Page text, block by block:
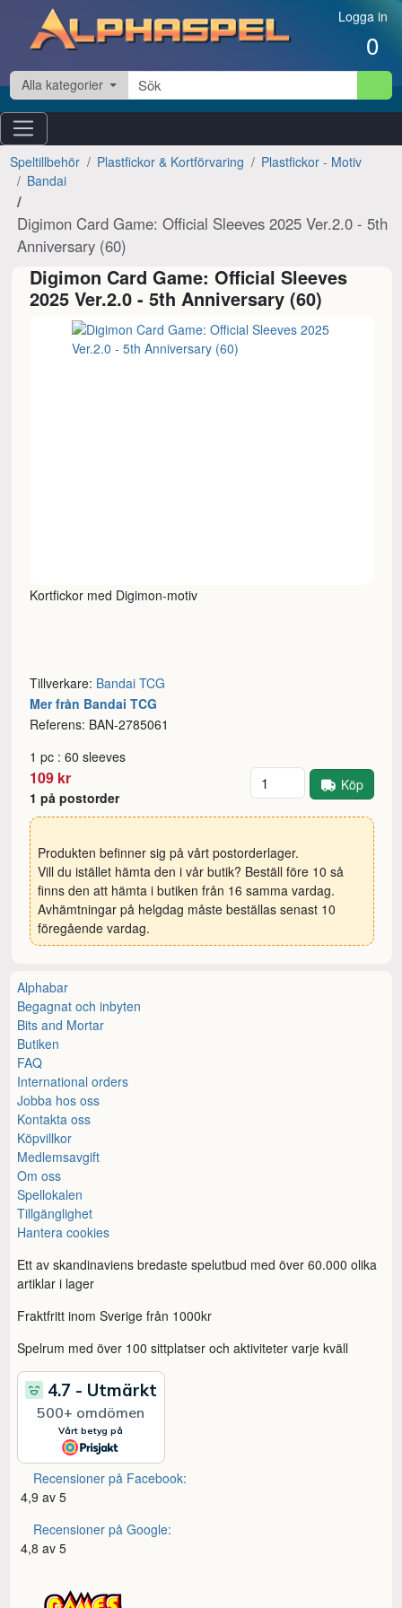
Hoppa till innehåll Logga in
0
Alla kategorier
Speltillbehör Plastfickor & Kortförvaring
Plastfickor - Motiv
Bandai
Digimon Card Game: Official Sleeves 2025 Ver.2.0 - 5th
Anniversary (60)
Digimon Card Game: Official Sleeves
2025 Ver.2.0 - 5th Anniversary (60)
Kortfickor med Digimon-motiv
Tillverkare: Bandai TCG
Mer från Bandai TCG
Referens: BAN-2785061
1 pc : 60 sleeves
109 kr
1 på postorder
Antal Köp
Produkten befinner sig på vårt postorderlager.
Vill du istället hämta den i vår butik? Beställ före 10 så
finns den att hämta i butiken från 16 samma vardag.
Avhämtningar på helgdag måste beställas senast 10
föregående vardag.
Alphabar
Begagnat och inbyten
Bits and Mortar
Butiken
FAQ
International orders
Jobba hos oss
Kontakta oss
Köpvillkor
Medlemsavgift
Om oss
Spellokalen
Tillgänglighet
Hantera cookies
Ett av skandinaviens bredaste spelutbud med över 60.000 olika
artiklar i lager
Fraktfritt inom Sverige från 1000kr
Spelrum med över 100 sittplatser och aktiviteter varje kväll
Recensioner på Facebook:
4,9 av 5
Recensioner på Google:
4,8 av 5